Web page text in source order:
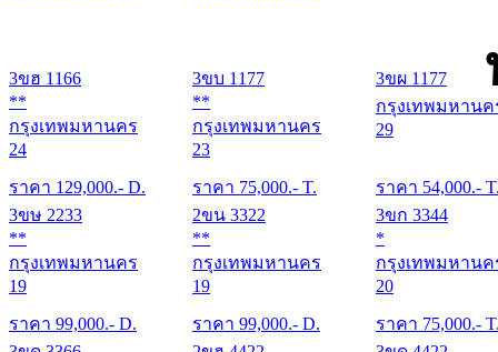
3ขฮ 1166
**
กรุงเทพมหานคร
24
ราคา 129,000.- D.
3ขบ 1177
**
กรุงเทพมหานคร
23
ราคา 75,000.- T.
3ขผ 1177
กรุงเทพมหานค
29
ราคา 54,000.-
3ขษ 2233
**
กรุงเทพมหานคร
19
ราคา 99,000.- D.
2ขน 3322
**
กรุงเทพมหานคร
19
ราคา 99,000.- D.
3ขก 3344
*
กรุงเทพมหานค
20
ราคา 75,000.-